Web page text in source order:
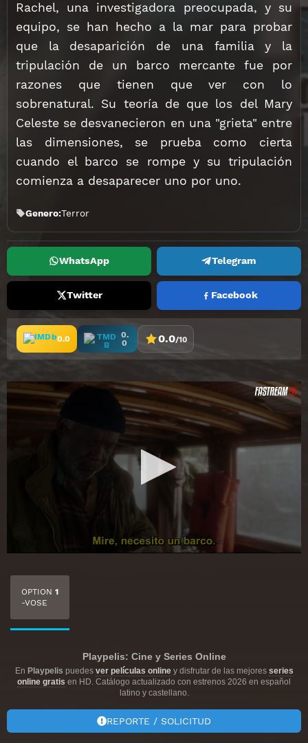
Rachel, una investigadora preocupada, y su
equipo, se han hecho a la mar para probar
que la desaparición de una familia y la
tripulación de un barco mercante fue por
razones que tienen que ver con lo
sobrenatural. Su teoría de que los del Mary
Celeste se desvanecieron en una "grieta" entre
las dimensiones, se prueba como cierta
cuando el barco se rompe y su tripulación
comienza a desaparecer uno por uno.
Genero:Terror
WhatsApp Telegram
Twitter Facebook
0.0
0.
0
0.0/10
OPTION 1
-VOSE
Playpelis: Cine y Series Online
En Playpelis puedes ver películas onliney disfrutar de las mejores series
online gratis en HD. Catálogo actualizado con estrenos 2026 en español
latino y castellano.
REPORTE / SOLICITUD